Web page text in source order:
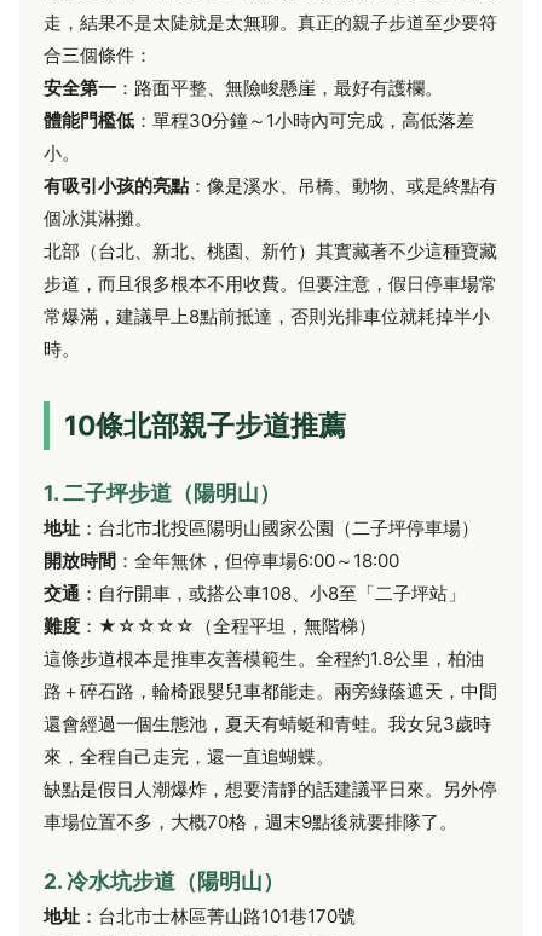
走，結果不是太陡就是太無聊。真正的親子步道至少要符
合三個條件：
安全第一 ：路面平整、無險峻懸崖，最好有護欄。
體能門檻低 ：單程30分鐘～1小時內可完成，高低落差
小。
有吸引小孩的亮點 ：像是溪水、吊橋、動物、或是終點有
個冰淇淋攤。
北部（台北、新北、桃園、新竹）其實藏著不少這種寶藏
步道，而且很多根本不用收費。但要注意，假日停車場常
常爆滿，建議早上8點前抵達，否則光排車位就耗掉半小
時。
10條北部親子步道推薦
1. 二子坪步道（陽明山）
地址 ：台北市北投區陽明山國家公園（二子坪停車場）
開放時間 ：全年無休，但停車場6:00～18:00
交通 ：自行開車，或搭公車108、小8至「二子坪站」
難度 ：★☆☆☆☆（全程平坦，無階梯）
這條步道根本是推車友善模範生。全程約1.8公里，柏油
路＋碎石路，輪椅跟嬰兒車都能走。兩旁綠蔭遮天，中間
還會經過一個生態池，夏天有蜻蜓和青蛙。我女兒3歲時
來，全程自己走完，還一直追蝴蝶。
缺點是假日人潮爆炸，想要清靜的話建議平日來。另外停
車場位置不多，大概70格，週末9點後就要排隊了。
2. 冷水坑步道（陽明山）
地址 ：台北市士林區菁山路101巷170號